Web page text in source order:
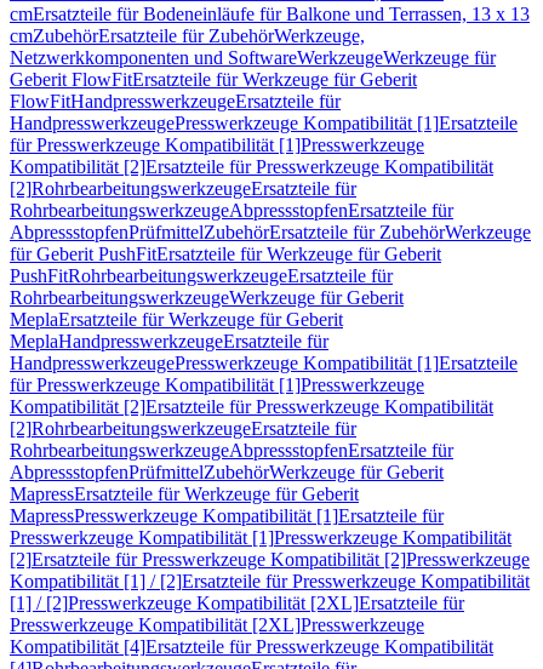
cmErsatzteile für Bodeneinläufe für Balkone und Terrassen, 13 x 13
cmZubehörErsatzteile für ZubehörWerkzeuge,
Netzwerkkomponenten und SoftwareWerkzeugeWerkzeuge für
Geberit FlowFitErsatzteile für Werkzeuge für Geberit
FlowFitHandpresswerkzeugeErsatzteile für
HandpresswerkzeugePresswerkzeuge Kompatibilität [1]Ersatzteile
für Presswerkzeuge Kompatibilität [1]Presswerkzeuge
Kompatibilität [2]Ersatzteile für Presswerkzeuge Kompatibilität
[2]RohrbearbeitungswerkzeugeErsatzteile für
RohrbearbeitungswerkzeugeAbpressstopfenErsatzteile für
AbpressstopfenPrüfmittelZubehörErsatzteile für ZubehörWerkzeuge
für Geberit PushFitErsatzteile für Werkzeuge für Geberit
PushFitRohrbearbeitungswerkzeugeErsatzteile für
RohrbearbeitungswerkzeugeWerkzeuge für Geberit
MeplaErsatzteile für Werkzeuge für Geberit
MeplaHandpresswerkzeugeErsatzteile für
HandpresswerkzeugePresswerkzeuge Kompatibilität [1]Ersatzteile
für Presswerkzeuge Kompatibilität [1]Presswerkzeuge
Kompatibilität [2]Ersatzteile für Presswerkzeuge Kompatibilität
[2]RohrbearbeitungswerkzeugeErsatzteile für
RohrbearbeitungswerkzeugeAbpressstopfenErsatzteile für
AbpressstopfenPrüfmittelZubehörWerkzeuge für Geberit
MapressErsatzteile für Werkzeuge für Geberit
MapressPresswerkzeuge Kompatibilität [1]Ersatzteile für
Presswerkzeuge Kompatibilität [1]Presswerkzeuge Kompatibilität
[2]Ersatzteile für Presswerkzeuge Kompatibilität [2]Presswerkzeuge
Kompatibilität [1] / [2]Ersatzteile für Presswerkzeuge Kompatibilität
[1] / [2]Presswerkzeuge Kompatibilität [2XL]Ersatzteile für
Presswerkzeuge Kompatibilität [2XL]Presswerkzeuge
Kompatibilität [4]Ersatzteile für Presswerkzeuge Kompatibilität